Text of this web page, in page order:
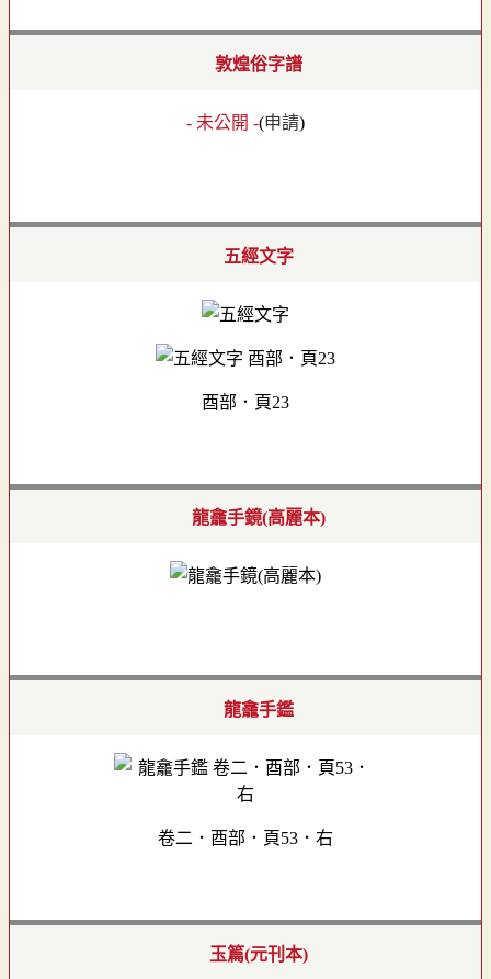
敦煌俗字譜
- 未公開 -(申請)
五經文字
酉部．頁23
龍龕手鏡(高麗本)
龍龕手鑑
卷二．酉部．頁53．右
玉篇(元刊本)